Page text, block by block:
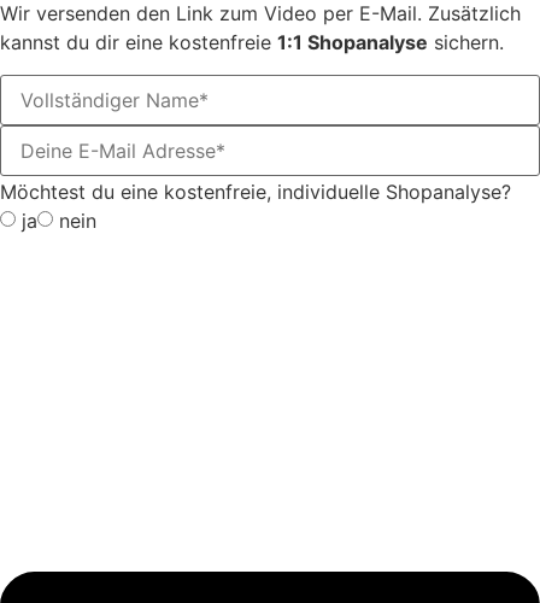
Wir versenden den Link zum Video per E-Mail. Zusätzlich
kannst du dir eine kostenfreie 1:1 Shopanalyse sichern.
Möchtest du eine kostenfreie, individuelle Shopanalyse?
ja
nein